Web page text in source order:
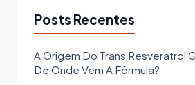
Posts Recentes
A Origem Do Trans Resveratrol
De Onde Vem A Fórmula?